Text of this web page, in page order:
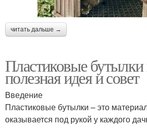
читать дальше →
Пластиковые бутылки
полезная идея и совет
Введение
Пластиковые бутылки – это
оказывается под рукой у каждого